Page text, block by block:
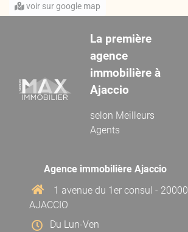
voir sur google map
La première
agence
immobilière à
Ajaccio
selon Meilleurs
Agents
Agence immobilière Ajaccio
1 avenue du 1er consul - 20000
AJACCIO
Du Lun-Ven